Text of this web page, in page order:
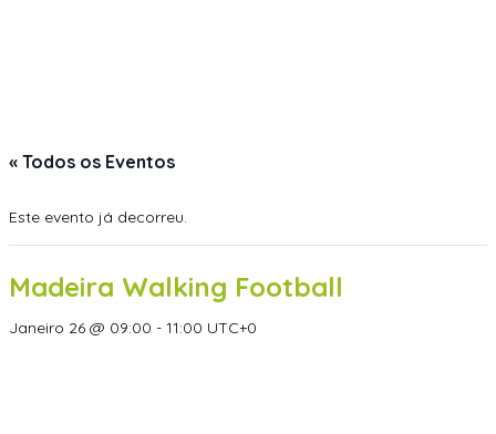
« Todos os Eventos
Este evento já decorreu.
Madeira Walking Football
Janeiro 26 @ 09:00 - 11:00 UTC+0